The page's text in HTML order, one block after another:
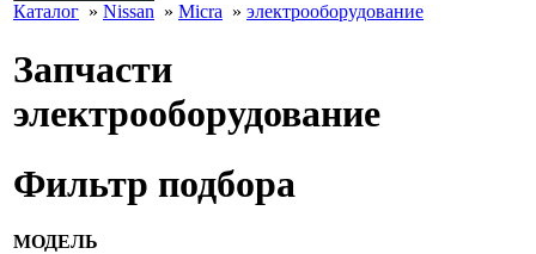
Каталог » Nissan » Micra » электрооборудование
Запчасти
электрооборудование
Фильтр подбора
МОДЕЛЬ